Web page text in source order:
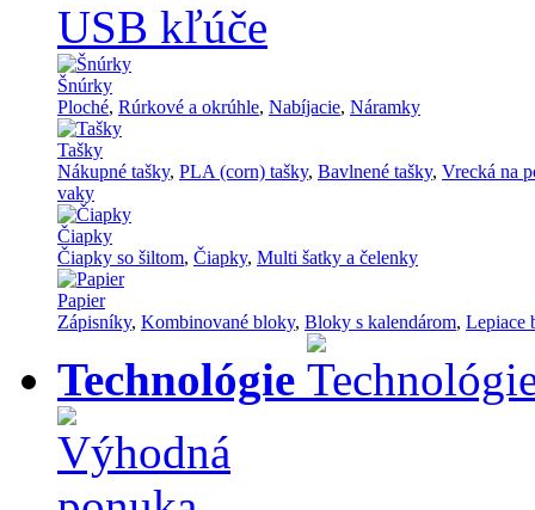
USB kľúče
Šnúrky
Ploché, Rúrkové a okrúhle, Nabíjacie, Náramky
Tašky
Nákupné tašky, PLA (corn) tašky, Bavlnené tašky, Vrecká na
vaky
Čiapky
Čiapky so šiltom, Čiapky, Multi šatky a čelenky
Papier
Zápisníky, Kombinované bloky, Bloky s kalendárom, Lepiace
Technológie